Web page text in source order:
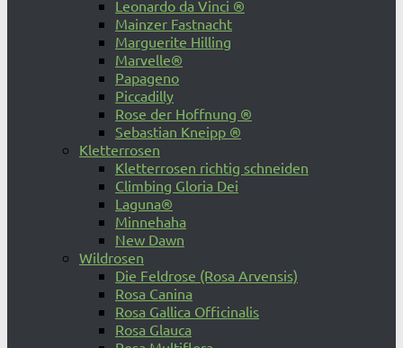
Leonardo da Vinci ®
Mainzer Fastnacht
Marguerite Hilling
Marvelle®
Papageno
Piccadilly
Rose der Hoffnung ®
Sebastian Kneipp ®
Kletterrosen
Kletterrosen richtig schneiden
Climbing Gloria Dei
Laguna®
Minnehaha
New Dawn
Wildrosen
Die Feldrose (Rosa Arvensis)
Rosa Canina
Rosa Gallica Officinalis
Rosa Glauca